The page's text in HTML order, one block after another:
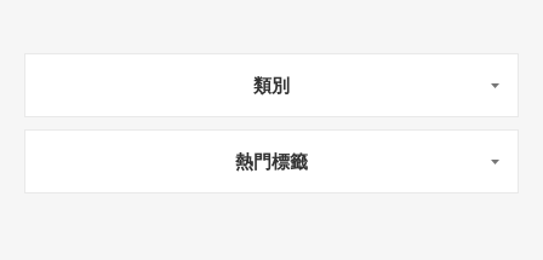
類別
熱門標籤